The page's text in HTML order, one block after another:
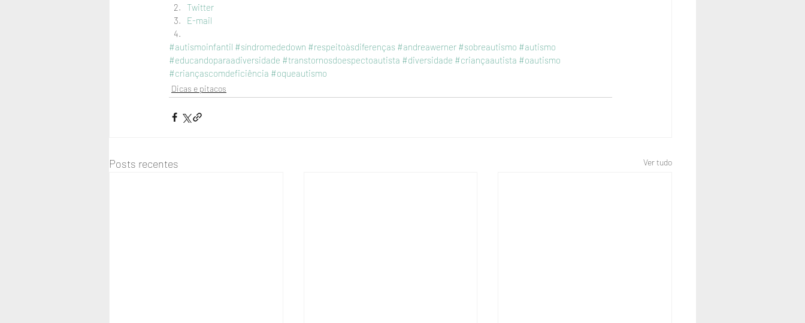
Twitter
E-mail
#autismoinfantil #síndromededown #respeitoàsdiferenças #andreawerner #sobreautismo #autismo
#educandoparaadiversidade #transtornosdoespectoautista #diversidade #criançaautista #oautismo
#criançascomdeficiência #oqueautismo
Dicas e pitacos
Posts recentes Ver tudo